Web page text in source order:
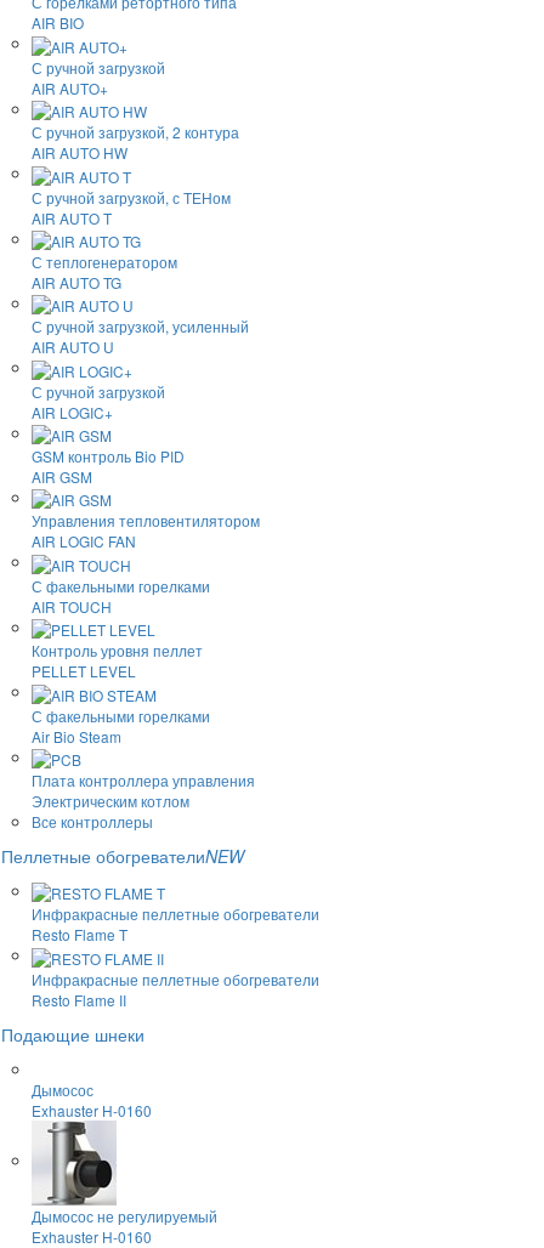
AIR BIO
С ручной загрузкой
AIR AUTO+
С ручной загрузкой, 2 контура
AIR AUTO HW
С ручной загрузкой, с ТЕНом
AIR AUTO T
С теплогенератором
AIR AUTO TG
С ручной загрузкой, усиленный
AIR AUTO U
С ручной загрузкой
AIR LOGIC+
GSM контроль Bio PID
AIR GSM
Управления тепловентилятором
AIR LOGIC FAN
С факельными горелками
AIR TOUCH
Контроль уровня пеллет
PELLET LEVEL
С факельными горелками
Air Bio Steam
Плата контроллера управления
Электрическим котлом
Все контроллеры
Пеллетные обогревателиNEW
Инфракрасные пеллетные обогреватели
Resto Flame T
Инфракрасные пеллетные обогреватели
Resto Flame II
Подающие шнеки
Дымосос
Exhauster H-0160
Дымосос не регулируемый
Exhauster H-0160